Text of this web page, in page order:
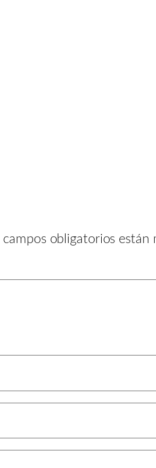
campos obligatorios están